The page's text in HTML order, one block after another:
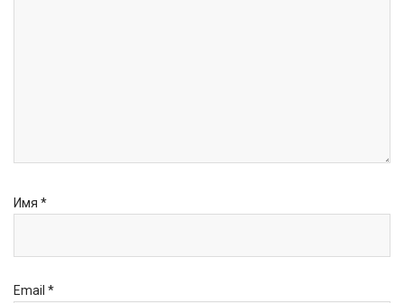
Имя *
Email *